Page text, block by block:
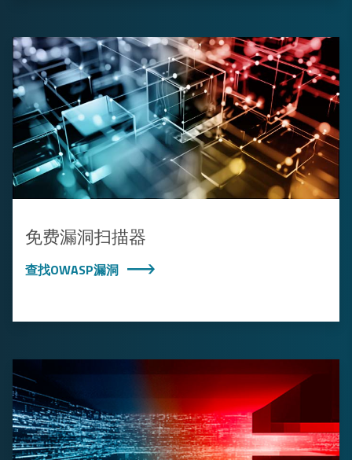
免费漏洞扫描器
查找OWASP漏洞